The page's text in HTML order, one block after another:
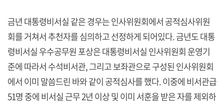
금년 대통령비서실 같은 경우는 인사위원회에서 공적심사위원
회를 거쳐서 추천자를 심의하고 선정하게 되어있다. 금년도 대통
령비서실 우수공무원 포상은 대통령비서실 인사위원회 운영기
준에 따라서 수석비서관, 그리고 보좌관으로 구성된 인사위원회
에서 이미 말씀드린 바와 같이 공적심사를 했다. 이중에 비서관급
51명 중에 비서실 근무 2년 이상 및 이미 서훈을 받은 자를 제외하